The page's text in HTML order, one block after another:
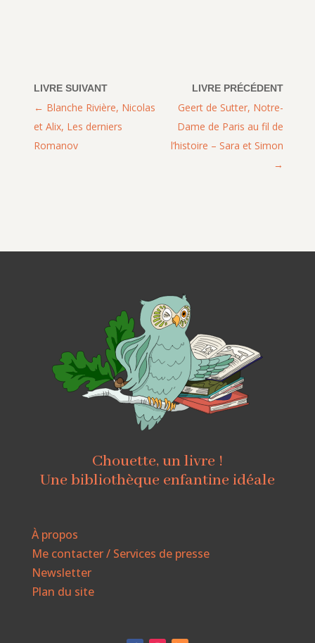
Geert de Sutter, Notre-
Dame de Paris au fil de
l’histoire – Sara et Simon
Blanche Rivière, Nicolas
et Alix, Les derniers
Romanov
Chouette, un livre !
Une bibliothèque enfantine idéale
À propos
Me contacter / Services de presse
Newsletter
Plan du site